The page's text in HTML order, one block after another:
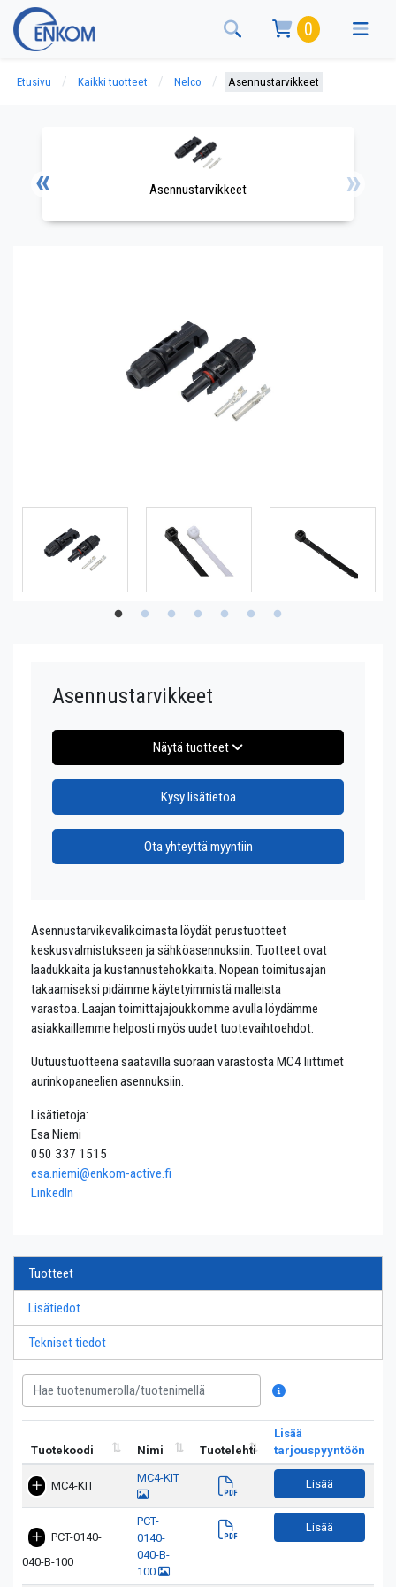
0
Etusivu Kaikki tuotteet Nelco Asennustarvikkeet
Asennustarvikkeet
Asennustarvikkeet
Näytä tuotteet
Kysy lisätietoa
Ota yhteyttä myyntiin
Asennustarvikevalikoimasta löydät perustuotteet
keskusvalmistukseen ja sähköasennuksiin. Tuotteet ovat
laadukkaita ja kustannustehokkaita. Nopean toimitusajan
takaamiseksi pidämme käytetyimmistä malleista
varastoa. Laajan toimittajajoukkomme avulla löydämme
asiakkaillemme helposti myös uudet tuotevaihtoehdot.
Uutuustuotteena saatavilla suoraan varastosta MC4 liittimet
aurinkopaneelien asennuksiin.
Lisätietoja:
Esa Niemi
050 337 1515
esa.niemi@enkom-active.fi
LinkedIn
Tuotteet
Lisätiedot
Tekniset tiedot
Tuotekoodi Nimi Tuotelehti
Lisää
tarjouspyyntöön
MC4-KIT
MC4-KIT Lisää
PCT-0140-
040-B-100
PCT-
0140-
040-B-
100
Lisää